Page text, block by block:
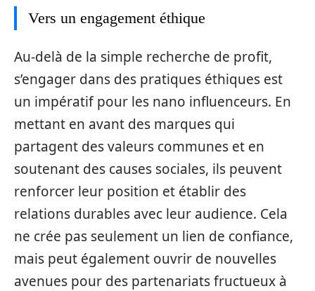
Vers un engagement éthique
Au-delà de la simple recherche de profit,
s’engager dans des pratiques éthiques est
un impératif pour les nano influenceurs. En
mettant en avant des marques qui
partagent des valeurs communes et en
soutenant des causes sociales, ils peuvent
renforcer leur position et établir des
relations durables avec leur audience. Cela
ne crée pas seulement un lien de confiance,
mais peut également ouvrir de nouvelles
avenues pour des partenariats fructueux à